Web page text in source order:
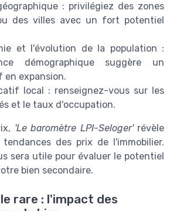
: privilégiez des zones
des villes avec un fort potentiel
et l'évolution de la population :
démographique suggère un
en expansion.
local : renseignez-vous sur les
et le taux d'occupation.
'Le baromètre LPI-Seloger'révèle
des prix de l'immobilier.
sera utile pour évaluer le potentiel
bien secondaire.
rare : l'impact des